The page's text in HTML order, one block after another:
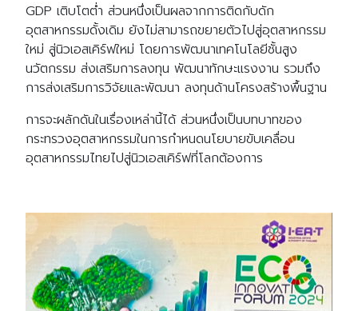
GDP เติบโตต่ำ ส่วนหนึ่งเป็นผลจากการติดกับดัก
อุตสาหกรรมดั้งเดิม ยังไม่สามารถขยายตัวไปสู่อุตสาหกรรม
ใหม่ สู่นิวเอสเคิร์ฟใหม่ โดยการพัฒนาเทคโนโลยีชั้นสูง
นวัตกรรม ส่งเสริมการลงทุน พัฒนาทักษะแรงงาน รวมถึง
การส่งเสริมการวิจัยและพัฒนา ลงทุนด้านโครงสร้างพื้นฐาน
การจะผลักดันในเรื่องเหล่านี้ได้ ส่วนหนึ่งเป็นบทบาทของ
กระทรวงอุตสาหกรรมในการกำหนดนโยบายขับเคลื่อน
อุตสาหกรรมไทยไปสู่นิวเอสเคิร์ฟที่โลกต้องการ